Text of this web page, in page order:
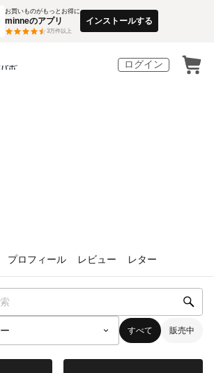
お買いものがもっとお得に
minneのアプリ
3万件以上
インストールする
ログイン
プロフィール レビュー レター
すべて 販売中